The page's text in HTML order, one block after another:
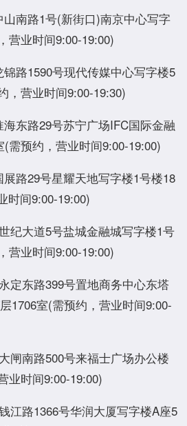
南路1号(新街口)南京中心写字
营业时间9:00-19:00)
路1590号现代传媒中心写字楼5
，营业时间9:00-19:30)
东路29号苏宁广场IFC国际金融
需预约，营业时间9:00-19:00)
路29号星耀天地写字楼1号楼18
时间9:00-19:00)
纪大道5号盐城金融城写字楼1号
营业时间9:00-19:00)
定东路399号置地商务中心东塔
1706室(需预约，营业时间9:00-
闸南路500号来福士广场办公楼
业时间9:00-19:00)
江路1366号华润大厦写字楼A座5